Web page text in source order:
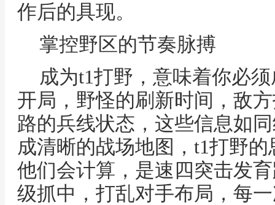
作后的具现。
掌控野区的节奏脉搏
成为t1打野，意味着你必
开局，野怪的刷新时间，敌
路的兵线状态，这些信息如
成清晰的战场地图，t1打野
他们会计算，是速四突击发
级抓中，打乱对手布局，每